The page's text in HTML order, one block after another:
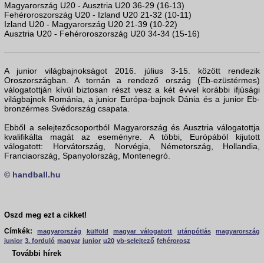
Magyarország U20 - Ausztria U20 36-29 (16-13)
Fehéroroszország U20 - Izland U20 21-32 (10-11)
Izland U20 - Magyarország U20 21-39 (10-22)
Ausztria U20 - Fehéroroszország U20 34-34 (15-16)
A junior világbajnokságot 2016. július 3-15. között rendezik
Oroszországban. A tornán a rendező ország (Eb-ezüstérmes)
válogatottján kívül biztosan részt vesz a két évvel korábbi ifjúsági
világbajnok Románia, a junior Európa-bajnok Dánia és a junior Eb-
bronzérmes Svédország csapata.
Ebből a selejtezőcsoportból Magyarország és Ausztria válogatottja
kvalifikálta magát az eseményre. A többi, Európából kijutott
válogatott: Horvátország, Norvégia, Németország, Hollandia,
Franciaország, Spanyolország, Montenegró.
© handball.hu
Oszd meg ezt a cikket!
Címkék:
magyarország külföld magyar válogatott utánpótlás
magyarország
junior 3. forduló magyar junior u20 vb-selejtező fehérorosz
További hírek